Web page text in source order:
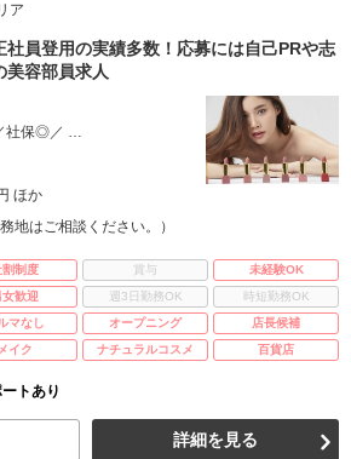
ア
社員登用の実績多数！応募には自己PRや志
美容部員求人
社保◎／ …
ほか
地はご相談ください。）
割制度 賞与
未経験OK
女歓迎 週3日勤務OK
時短勤務OK
マなし オープニング
店長候補
メイク ナチュラルコスメ 百貨店
トあり
詳細を見る